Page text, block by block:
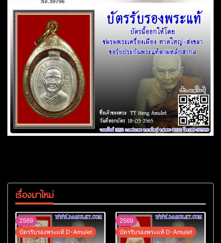
เรื่องมาใหม่
2569
บัตรรับรองพระแท้ D-Amulet
2569
บัตรรับรองพระแท้ D-Amulet